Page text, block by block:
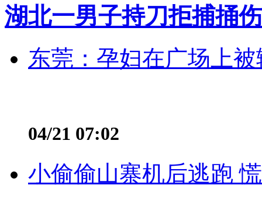
湖北一男子持刀拒捕捅
东莞：孕妇在广场上
04/21 07:02
小偷偷山寨机后逃跑